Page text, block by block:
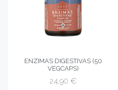
ENZIMAS DIGESTIVAS (50
VEGCAPS)
24,90 €